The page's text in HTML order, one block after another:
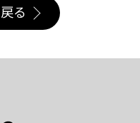
る